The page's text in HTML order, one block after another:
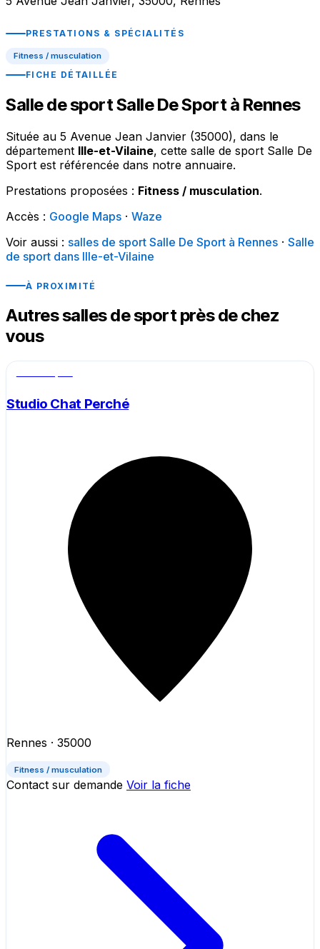
PRESTATIONS & SPÉCIALITÉS
Fitness / musculation
FICHE DÉTAILLÉE
Salle de sport Salle De Sport à Rennes
Située au 5 Avenue Jean Janvier (35000), dans le
département Ille-et-Vilaine, cette salle de sport Salle De
Sport est référencée dans notre annuaire.
Prestations proposées : Fitness / musculation.
Accès : Google Maps · Waze
Voir aussi : salles de sport Salle De Sport à Rennes · Salle
de sport dans Ille-et-Vilaine
À PROXIMITÉ
Autres salles de sport près de chez
vous
Studio Chat Perché
Rennes · 35000
Fitness / musculation
Contact sur demande Voir la fiche